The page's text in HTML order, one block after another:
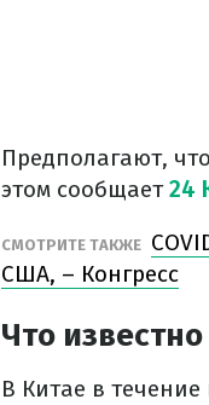
Предполагают,
этом сообщает24
СМОТРИТЕ ТАКЖЕ
США, – Конгресс
Что
В Китае в